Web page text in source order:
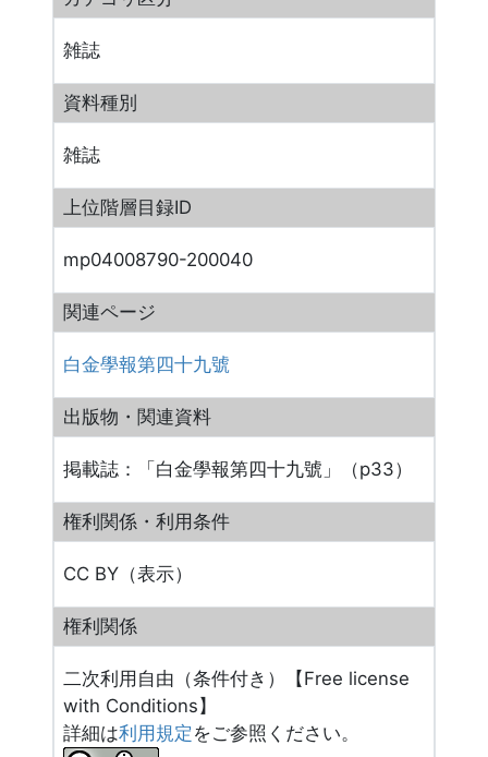
雑誌
資料種別
雑誌
上位階層目録ID
mp04008790-200040
関連ページ
白金學報第四十九號
出版物・関連資料
掲載誌：「白金學報第四十九號」（p33）
権利関係・利用条件
CC BY（表示）
権利関係
二次利用自由（条件付き）【Free license
with Conditions】
詳細は利用規定 をご参照ください。